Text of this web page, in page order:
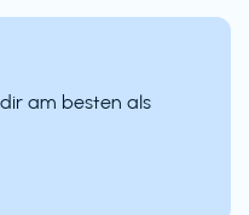
am besten als